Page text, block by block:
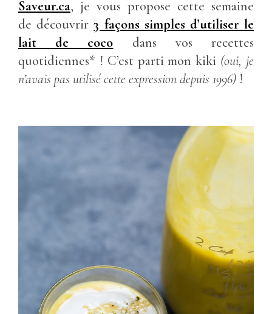
Saveur.ca, je vous propose cette semaine
de découvrir3 façons simples d’utiliser le
lait de coco dans vos recettes
quotidiennes* ! C’est parti mon kiki (oui, je
n’avais pas utilisé cette expression depuis 1996) !